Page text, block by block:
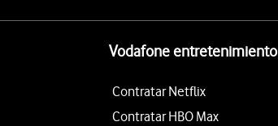
Vodafone entretenimiento
Contratar Netflix
Contratar HBO Max